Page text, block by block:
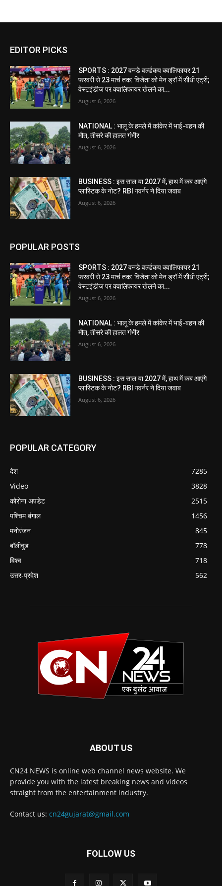
EDITOR PICKS
SPORTS : 2027 वनडे वर्ल्डकप क्वालिफायर 21
फरवरी से 23 मार्च तक: विजेता को मेन ड्रॉ में सीधी एंट्री;
वेस्टइंडीज पर क्वालिफायर खेलने का...
August 6, 2026
NATIONAL : भालू के हमले में कांकेर में भाई-बहन की
मौत, तीसरे की हालत गंभीर
August 6, 2026
BUSINESS : इस साल या 2027 में, हाथ में कब आएंगे
प्लास्टिक के नोट? RBI गवर्नर ने दिया जवाब
August 6, 2026
POPULAR POSTS
SPORTS : 2027 वनडे वर्ल्डकप क्वालिफायर 21
फरवरी से 23 मार्च तक: विजेता को मेन ड्रॉ में सीधी एंट्री;
वेस्टइंडीज पर क्वालिफायर खेलने का...
August 6, 2026
NATIONAL : भालू के हमले में कांकेर में भाई-बहन की
मौत, तीसरे की हालत गंभीर
August 6, 2026
BUSINESS : इस साल या 2027 में, हाथ में कब आएंगे
प्लास्टिक के नोट? RBI गवर्नर ने दिया जवाब
August 6, 2026
POPULAR CATEGORY
देश
7285
Video
3828
कोरोना अपडेट
2515
पश्चिम बंगाल
1456
मनोरंजन
845
बॉलीवुड
778
विश्व
718
उत्तर-प्रदेश
562
ABOUT US
CN24 NEWS is online web channel news website. We
provide you with the latest breaking news and videos
straight from the entertainment industry.
Contact us: cn24gujarat@gmail.com
FOLLOW US